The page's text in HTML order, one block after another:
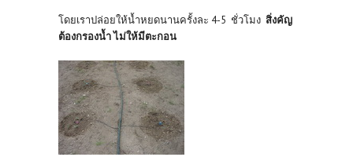
โดยเราปล่อยให้น้ำหยดนานครั้งละ 4-5 ชั่วโมง สิ่งคัญ
ต้องกรองน้ำ ไม่ให้มีตะกอน